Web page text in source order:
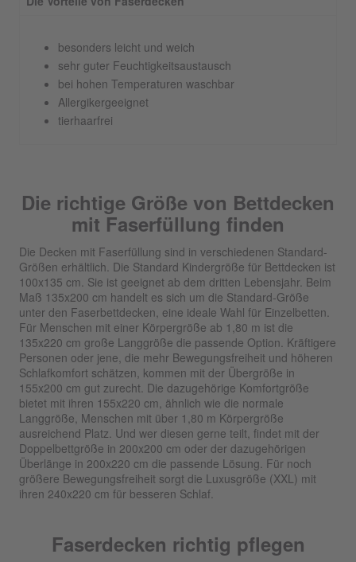
besonders leicht und weich
sehr guter Feuchtigkeitsaustausch
bei hohen Temperaturen waschbar
Allergikergeeignet
tierhaarfrei
Die richtige Größe von Bettdecken
mit Faserfüllung finden
Die Decken mit Faserfüllung sind in verschiedenen Standard-
Größen erhältlich. Die Standard Kindergröße für Bettdecken ist
100x135 cm. Sie ist geeignet ab dem dritten Lebensjahr. Beim
Maß 135x200 cm handelt es sich um die Standard-Größe
unter den Faserbettdecken, eine ideale Wahl für Einzelbetten.
Für Menschen mit einer Körpergröße ab 1,80 m ist die
135x220 cm große Langgröße die passende Option. Kräftigere
Personen oder jene, die mehr Bewegungsfreiheit und höheren
Schlafkomfort schätzen, kommen mit der Übergröße in
155x200 cm gut zurecht. Die dazugehörige Komfortgröße
bietet mit ihren 155x220 cm, ähnlich wie die normale
Langgröße, Menschen mit über 1,80 m Körpergröße
ausreichend Platz. Und wer diesen gerne teilt, findet mit der
Doppelbettgröße in 200x200 cm oder der dazugehörigen
Überlänge in 200x220 cm die passende Lösung. Für noch
größere Bewegungsfreiheit sorgt die Luxusgröße (XXL) mit
ihren 240x220 cm für besseren Schlaf.
Faserdecken richtig pflegen